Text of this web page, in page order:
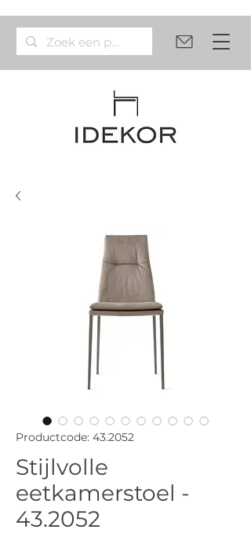
Productcode: 43.2052
Stijlvolle
eetkamerstoel -
43.2052